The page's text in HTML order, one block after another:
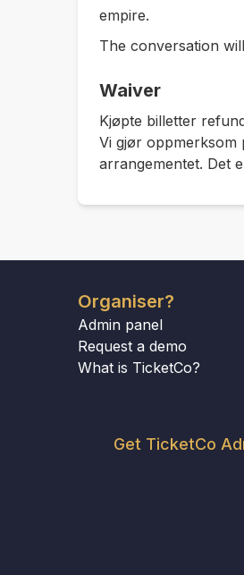
empire.
The conversation
Waiver
Kjøpte billetter
Vi gjør oppmerksom
arrangementet. Det
Organiser?
Admin panel
Request a demo
What is TicketCo?
Get TicketCo